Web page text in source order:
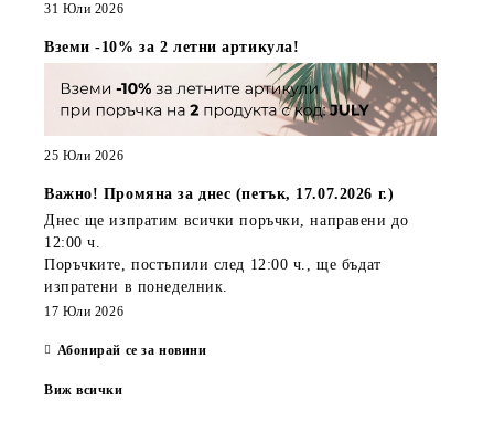
31 Юли 2026
Вземи -10% за 2 летни артикула!
25 Юли 2026
Важно! Промяна за днес (петък, 17.07.2026 г.)
Днес ще изпратим всички поръчки, направени до
12:00 ч.
Поръчките, постъпили след 12:00 ч.
, ще бъдат
изпратени в понеделник
17 Юли 2026
Абонирай се за новини
Виж всички